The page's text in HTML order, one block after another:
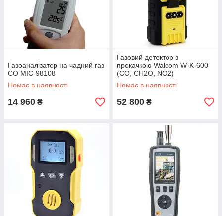
Віді аналізаторів повітря
Все частіше люди вдаються до використання певних
моделей побутових датчіків CO. До найбільш популярних
варіантів можна віднести 3 основних види пристроїв:
Детектори на основі напівпровідників.
Інфрачервоні датчики.
Пристрої з електрохімічним методом визначення.
Газоаналізатор на чадний газ
CO MIC-98108
Немає в наявності
14 960 ₴
Газовий детектор з
прокачкою Walcom W-K-600
(CO, CH2O, NO2)
Немає в наявності
52 800 ₴